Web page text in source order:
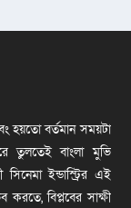
হয়তো বর্তমান সময়টা
তুলতেই বাংলা মুভি
ইন্ডাস্ট্রির এই
করতে, বিপ্লবের সাক্ষী